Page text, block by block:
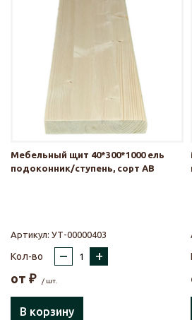
Мебельный щит 40*300*1000 ель
подоконник/ступень, сорт АВ
Артикул: УТ-00000403
Кол-во – +
от ₽ / шт.
В корзину